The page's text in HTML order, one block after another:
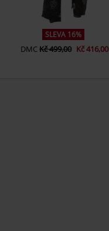
SLEVA 16%
DMCKč 499,00 Kč 416,00